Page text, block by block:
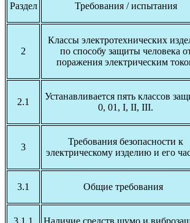
Раздел Требования / испытания
2
Классы электротехнических
по способу защиты человека
поражения электрическим
2.1
Устанавливается пять классов
0, 01, I, II, III.
3
Требования безопасности к
электрическому изделию и его
3.1 Общие требования